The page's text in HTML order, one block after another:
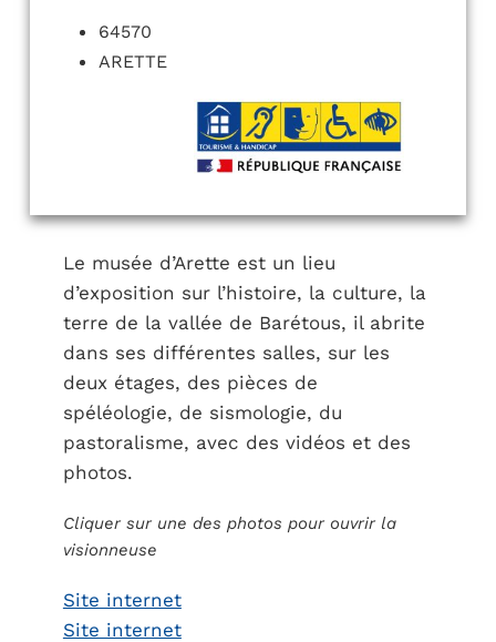
64570
ARETTE
Le musée d’Arette est un lieu
d’exposition sur l’histoire, la culture, la
terre de la vallée de Barétous, il abrite
dans ses différentes salles, sur les
deux étages, des pièces de
spéléologie, de sismologie, du
pastoralisme, avec des vidéos et des
photos.
Cliquer sur une des photos pour ouvrir la
visionneuse
Site internet
Site internet